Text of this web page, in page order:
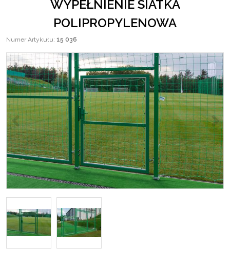
WYPEŁNIENIE SIATKA
POLIPROPYLENOWA
Numer Artykułu: 15 036
< >